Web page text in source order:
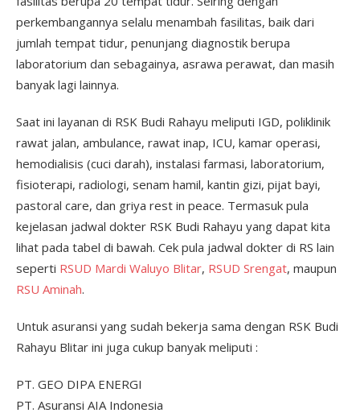
perkembangannya selalu menambah fasilitas, baik dari
jumlah tempat tidur, penunjang diagnostik berupa
laboratorium dan sebagainya, asrawa perawat, dan masih
banyak lagi lainnya.
Saat ini layanan di RSK Budi Rahayu meliputi IGD, poliklinik
rawat jalan, ambulance, rawat inap, ICU, kamar operasi,
hemodialisis (cuci darah), instalasi farmasi, laboratorium,
fisioterapi, radiologi, senam hamil, kantin gizi, pijat bayi,
pastoral care, dan griya rest in peace. Termasuk pula
kejelasan jadwal dokter RSK Budi Rahayu yang dapat kita
lihat pada tabel di bawah. Cek pula jadwal dokter di RS lain
seperti RSUD Mardi Waluyo Blitar, RSUD Srengat, maupun
RSU Aminah.
Untuk asuransi yang sudah bekerja sama dengan RSK Budi
Rahayu Blitar ini juga cukup banyak meliputi :
PT. GEO DIPA ENERGI
PT. Asuransi AIA Indonesia